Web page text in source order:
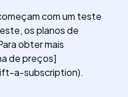
com um teste
os planos de
obter mais
de preços]
a-subscription).